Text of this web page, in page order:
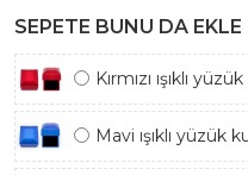
SEPETE BUNU DA EKLE
Kırmızı ışıklı
Mavi ışıklı yüzük